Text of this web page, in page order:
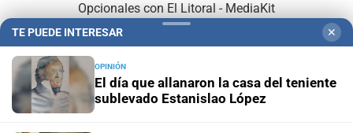
Opcionales con El Litoral - MediaKit
TE PUEDE INTERESAR ✕
OPINIÓN
El día que allanaron la casa del teniente
sublevado Estanislao López